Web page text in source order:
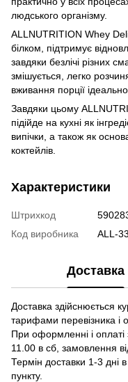
людського організму.
ALLNUTRITION Whey
білком, підтримує
завдяки безлічі різних
змішується, легко
вживання порції
Завдяки цьому
підійде на кухні як
випічки, а також як
коктейлів.
Характеристики
Штрихкод
Код виробника
ALL-
Доставка
Доставка здійснюється
тарифами перевізника і
При оформленні і
11.00 в сб, замовлення
Термін доставки 1-3 дні
пункту.